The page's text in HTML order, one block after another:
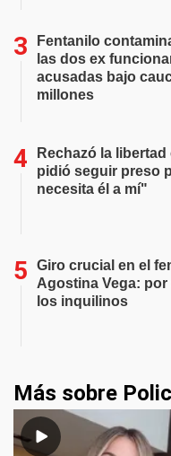
Fentanilo
las dos ex
acusadas bajo
millones
Rechazó la
pidió seguir preso
necesita él a mí"
Giro crucial en el
Agostina Vega:
los inquilinos
Más sobre